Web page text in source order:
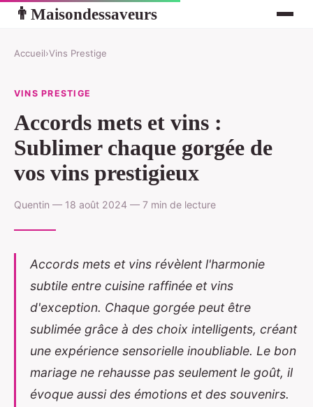
👨 Maisondessaveurs
Accueil›Vins Prestige
VINS PRESTIGE
Accords mets et vins :
Sublimer chaque gorgée de
vos vins prestigieux
Quentin — 18 août 2024 — 7 min de lecture
Accords mets et vins révèlent l'harmonie
subtile entre cuisine raffinée et vins
d'exception. Chaque gorgée peut être
sublimée grâce à des choix intelligents, créant
une expérience sensorielle inoubliable. Le bon
mariage ne rehausse pas seulement le goût, il
évoque aussi des émotions et des souvenirs.